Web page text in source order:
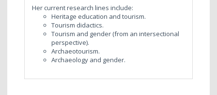
Her current research lines include:
Heritage education and tourism.
Tourism didactics.
Tourism and gender (from an intersectional
perspective).
Archaeotourism.
Archaeology and gender.